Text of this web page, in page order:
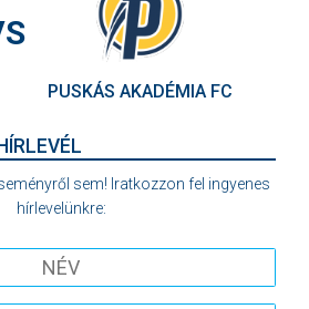
PUSKÁS AKADÉMIA FC
sem! Iratkozzon fel ingyenes
hírlevelünkre: